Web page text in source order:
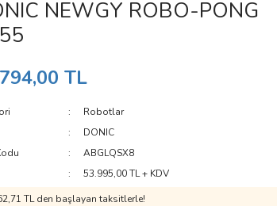
NEWGY ROBO-PONG
TL
Robotlar
DONIC
ABGLQSX8
53.995,00 TL + KDV
TL den başlayan taksitlerle!